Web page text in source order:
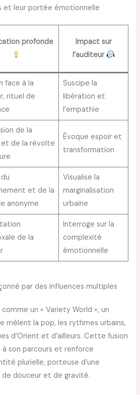
et leur portée émotionnelle
profonde
Impact sur
l’auditeur
face à la
rituel de
Suscipe la
libération et
l’empathie
de la
de la révolte
Évoque espoir et
transformation
et de la
anonyme
Visualise la
marginalisation
urbaine
de la
Interroge sur la
complexité
émotionnelle
par des influences multiples
un « Variety World », un
mêlent la pop, les rythmes urbains,
d’Orient et d’ailleurs. Cette fusion
son parcours et renforce
plurielle, porteuse d’une
douceur et de gravité.